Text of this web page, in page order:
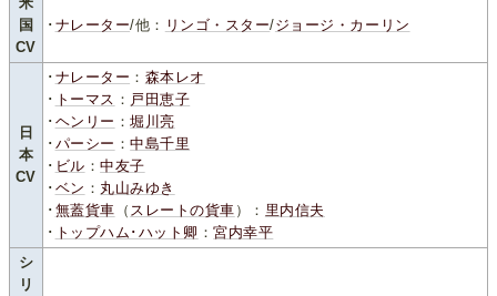
国
CV
･ ナレーター/他： リンゴ・スター/ジョージ・カーリン
日
本
CV
･ ナレーター ： 森本レオ
･ トーマス ： 戸田恵子
･ ヘンリー ：堀川亮
･ パーシー ：中島千里
･ ビル ：中友子
･ ベン ： 丸山みゆき
･ 無蓋貨車 （ スレートの貨車 ）： 里内信夫
･ トップハム･ハット卿 ：宮内幸平
シ
リ